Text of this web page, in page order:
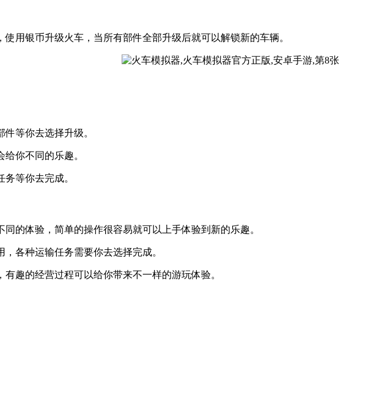
用银币升级火车，当所有部件全部升级后就可以解锁新的车辆。
等你去选择升级。
你不同的乐趣。
等你去完成。
的体验，简单的操作很容易就可以上手体验到新的乐趣。
各种运输任务需要你去选择完成。
趣的经营过程可以给你带来不一样的游玩体验。